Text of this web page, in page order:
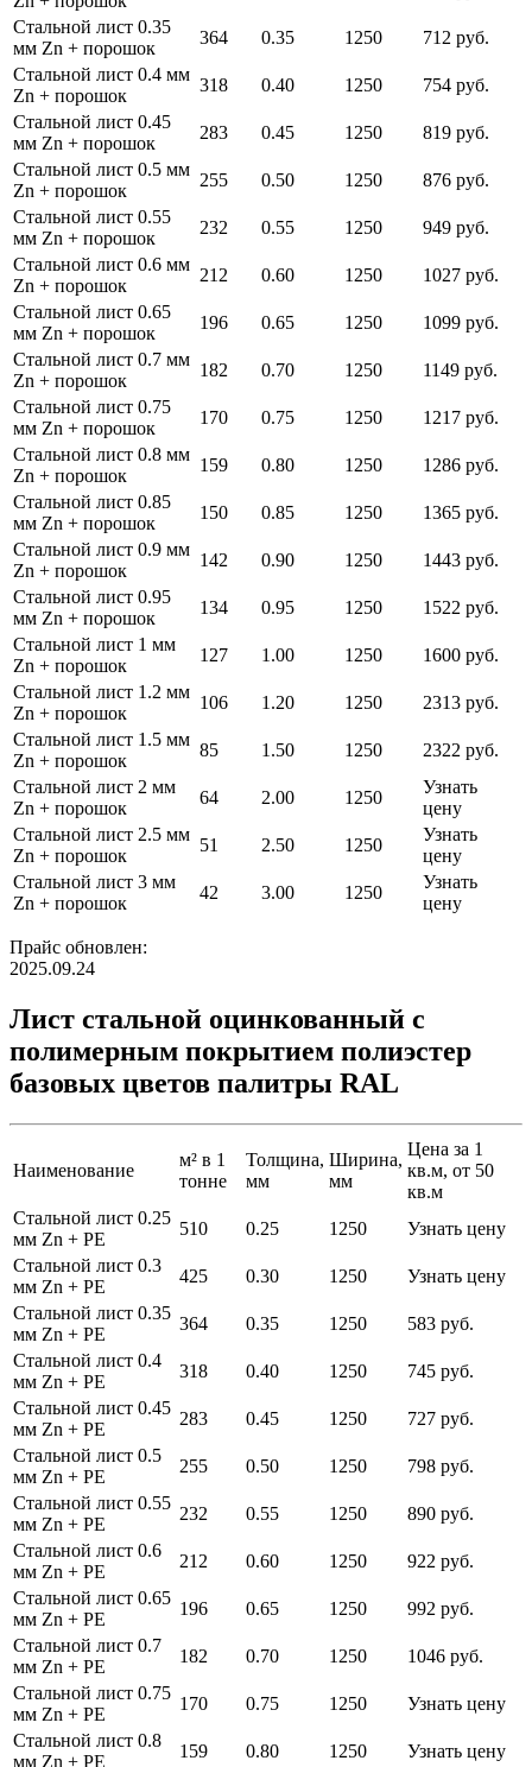
Стальной лист 0.35
мм Zn + порошок
364 0.35 1250
712 руб.
Стальной лист 0.4 мм
Zn + порошок
318 0.40 1250
754 руб.
Стальной лист 0.45
мм Zn + порошок
283 0.45 1250
819 руб.
Стальной лист 0.5 мм
Zn + порошок
255 0.50 1250
876 руб.
Стальной лист 0.55
мм Zn + порошок
232 0.55 1250
949 руб.
Стальной лист 0.6 мм
Zn + порошок
212 0.60 1250
1027 руб.
Стальной лист 0.65
мм Zn + порошок
196 0.65 1250
1099 руб.
Стальной лист 0.7 мм
Zn + порошок
182 0.70 1250
1149 руб.
Стальной лист 0.75
мм Zn + порошок
170 0.75 1250
1217 руб.
Стальной лист 0.8 мм
Zn + порошок
159 0.80 1250
1286 руб.
Стальной лист 0.85
мм Zn + порошок
150 0.85 1250
1365 руб.
Стальной лист 0.9 мм
Zn + порошок
142 0.90 1250
1443 руб.
Стальной лист 0.95
мм Zn + порошок
134 0.95 1250
1522 руб.
Стальной лист 1 мм
Zn + порошок
127 1.00 1250
1600 руб.
Стальной лист 1.2 мм
Zn + порошок
106 1.20 1250
2313 руб.
Стальной лист 1.5 мм
Zn + порошок
85 1.50 1250
2322 руб.
Стальной лист 2 мм
Zn + порошок
64 2.00 1250
Узнать
цену
Стальной лист 2.5 мм
Zn + порошок
51 2.50 1250
Узнать
цену
Стальной лист 3 мм
Zn + порошок
42 3.00 1250
Узнать
цену
Прайс обновлен:
2025.09.24
Лист стальной оцинкованный с
полимерным покрытием полиэстер
базовых цветов палитры RAL
Наименование
м² в 1
тонне
Толщина,
мм
Ширина,
мм
Цена за 1
кв.м, от 50
кв.м
Стальной лист 0.25
мм Zn + PE
510 0.25 1250
Узнать цену
Стальной лист 0.3
мм Zn + PE
425 0.30 1250
Узнать цену
Стальной лист 0.35
мм Zn + PE
364 0.35 1250
583 руб.
Стальной лист 0.4
мм Zn + PE
318 0.40 1250
745 руб.
Стальной лист 0.45
мм Zn + PE
283 0.45 1250
727 руб.
Стальной лист 0.5
мм Zn + PE
255 0.50 1250
798 руб.
Стальной лист 0.55
мм Zn + PE
232 0.55 1250
890 руб.
Стальной лист 0.6
мм Zn + PE
212 0.60 1250
922 руб.
Стальной лист 0.65
мм Zn + PE
196 0.65 1250
992 руб.
Стальной лист 0.7
мм Zn + PE
182 0.70 1250
1046 руб.
Стальной лист 0.75
мм Zn + PE
170 0.75 1250
Узнать цену
Стальной лист 0.8
мм Zn + PE
159 0.80 1250
Узнать цену